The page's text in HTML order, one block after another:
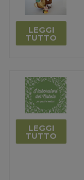
LEGGI
TUTTO
LEGGI
TUTTO